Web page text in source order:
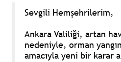
Sevgili Hemşehrilerim,
Ankara Valiliği, artan
nedeniyle, orman
amacıyla yeni bir karar